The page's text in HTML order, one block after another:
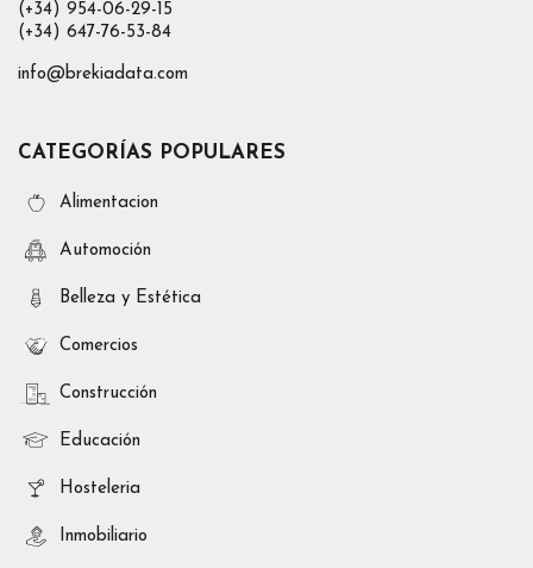
(+34) 954-06-29-15
(+34) 647-76-53-84
info@brekiadata.com
CATEGORÍAS POPULARES
Alimentacion
Automoción
Belleza y Estética
Comercios
Construcción
Educación
Hosteleria
Inmobiliario